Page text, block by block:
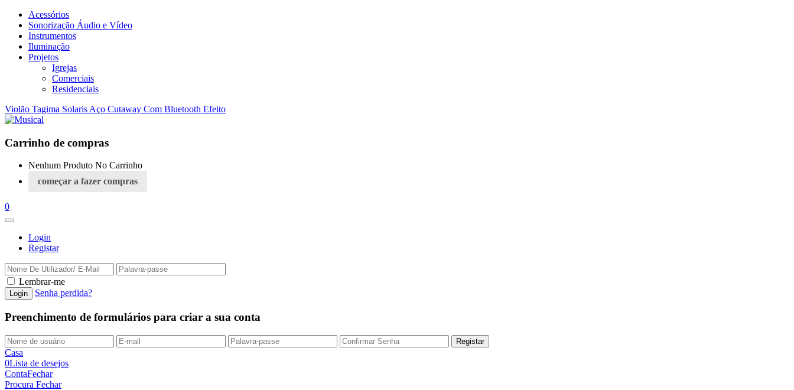
Acessórios
Sonorização Áudio e Vídeo
Instrumentos
Iluminação
Projetos
Igrejas
Comerciais
Residenciais
Violão Tagima Solaris Aço Cutaway Com Bluetooth Efeito
Carrinho de compras
Nenhum Produto No Carrinho
começar a fazer compras
0
Login
Registar
Lembrar-me
Senha perdida?
Preenchimento de formulários para criar a sua conta
Casa
0Lista de desejos
ContaFechar
Procura Fechar